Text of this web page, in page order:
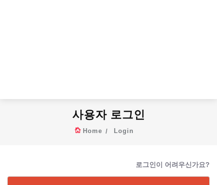
사용자 로그인
Home Login
로그인이 어려우신가요?